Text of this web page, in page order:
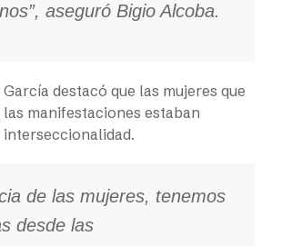
aseguró Bigio Alcoba.
destacó que las mujeres que
manifestaciones estaban
de las mujeres, tenemos
desde las